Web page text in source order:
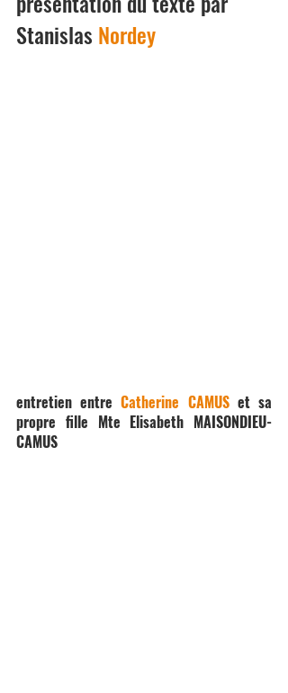
Stanislas Nordey
entretien entre Catherine CAMUS et sa
propre fille Mte Elisabeth MAISONDIEU-
CAMUS